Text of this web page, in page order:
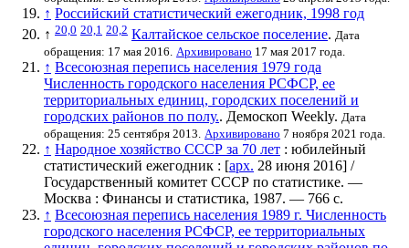
↑ Российский статистический ежегодник, 1998 год
↑ 20,0 20,1 20,2 Калтайское сельское поселение. Дата
обращения: 17 мая 2016. Архивировано 17 мая 2017 года.
↑ Всесоюзная перепись населения 1979 года
Численность городского населения РСФСР, ее
территориальных единиц, городских поселений и
городских районов по полу.. Демоскоп Weekly. Дата
обращения: 25 сентября 2013. Архивировано 7 ноября 2021 года.
↑ Народное хозяйство СССР за 70 лет : юбилейный
статистический ежегодник : [арх. 28 июня 2016] /
Государственный комитет СССР по статистике. —
Москва : Финансы и статистика, 1987. — 766 с.
↑ Всесоюзная перепись населения 1989 г. Численность
городского населения РСФСР, ее территориальных